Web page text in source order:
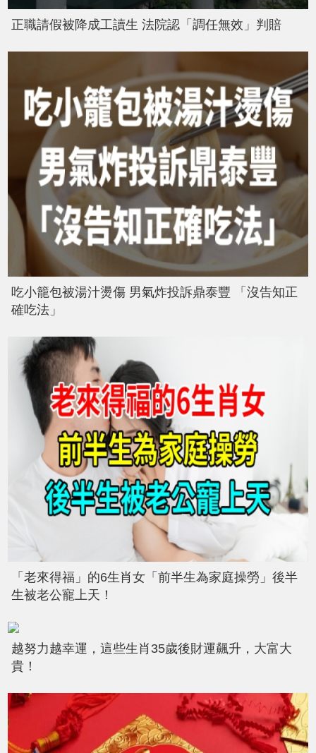
正職請假被降成工讀生 法院認「調任無效」判賠
吃小籠包被湯汁燙傷 男氣炸投訴鼎泰豐 「沒告知正
確吃法」
「老來得福」的6生肖女「前半生為家庭操勞」後半
生被老公寵上天！
越努力越幸運，這些生肖35歲後財運飆升，大富大
貴！